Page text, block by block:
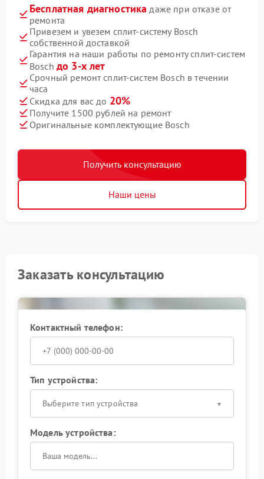
Бесплатная диагностика даже при отказе от
ремонта
Привезем и увезем сплит-систему Bosch
собственной доставкой
Гарантия на наши работы по ремонту сплит-систем
Bosch до 3-х лет
Срочный ремонт сплит-систем Bosch в течении
часа
Скидка для вас до 20%
Получите 1500 рублей на ремонт
Оригинальные комплектующие Bosch
Получить консультацию
Наши цены
Заказать консультацию
Контактный телефон:
Тип устройства:
Выберите тип устройства
Модель устройства: